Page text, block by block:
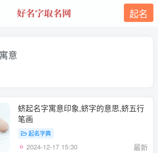
起名
意
蛴起名字寓意印象,蛴字的意思,蛴五行
笔画
起名字典
2024-12-17 15:30 最新